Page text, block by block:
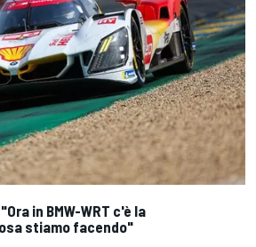
in BMW-WRT c'è la
stiamo facendo"